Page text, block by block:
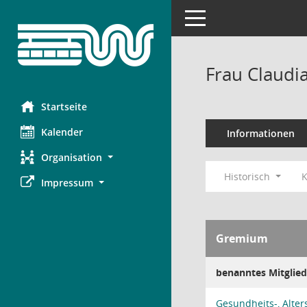
Startseite
Kalender
Organisation
Impressum
Toggle navigation
Frau
Informationen
Historisch
Gremium
benanntes Mitglied
Gesundheits-,